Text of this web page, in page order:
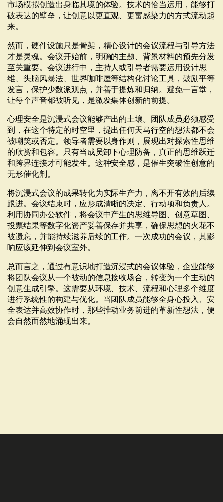
市场模拟创造出身临其境的体验。技术的恰当运用，能够打
破表达的壁垒，让创意以更直观、更富感染力的方式流动起
来。
然而，硬件设施只是骨架，精心设计的会议流程与引导方法
才是灵魂。会议开始前，明确的主题、背景材料的预先分发
至关重要。会议进行中，主持人或引导者需要运用设计思
维、头脑风暴法、世界咖啡屋等结构化讨论工具，鼓励平等
发言，保护少数派观点，并善于提炼和归纳。避免一言堂，
让每个声音都被听见，是激发集体创新的前提。
心理安全是沉浸式会议能够产出的土壤。团队成员必须感受
到，在这个特定的时空里，提出任何天马行空的想法都不会
被嘲笑或否定。领导者需要以身作则，展现出对探索性思维
的欣赏和包容。只有当成员卸下心理防备，真正的思维跃迁
和跨界连接才可能发生。这种安全感，是催生突破性创意的
无形催化剂。
将沉浸式会议的成果转化为实际生产力，离不开有效的后续
跟进。会议结束时，应形成清晰的决定、行动项和负责人。
利用协同办公软件，将会议中产生的思维导图、创意草图、
投票结果等数字化资产妥善保存并共享，确保思想的火花不
被遗忘，并能持续滋养后续的工作。一次成功的会议，其影
响应该延伸到会议室外。
总而言之，通过有意识地打造沉浸式的会议体验，企业能够
将团队会议从一个被动的信息接收场合，转变为一个主动的
创意生成引擎。这需要从环境、技术、流程和心理多个维度
进行系统性的构建与优化。当团队成员能够全身心投入、安
全表达并高效协作时，那些推动业务前进的革新性想法，便
会自然而然地涌现出来。